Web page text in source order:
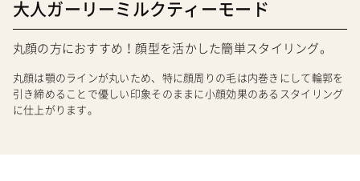
大人ガーリーミルクティーモード
丸顔の方におすすめ！顔型を活かした簡単スタイリング。
丸顔は顎のラインが丸いため、特に顔周りの毛は内巻きにして輪郭を
引き締めることで優しい印象そのままに小顔効果のあるスタイリング
に仕上がります。